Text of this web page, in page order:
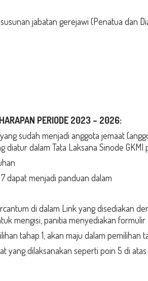
jabatan gerejawi (Penatua dan
PERIODE 2023 – 2026:
sudah menjadi anggota jemaat
dalam Tata Laksana Sinode GKMI
dapat menjadi panduan dalam
di dalam Link yang disediakan
mengisi, panitia menyediakan formulir
tahap 1, akan maju dalam pemilihan
yang dilaksanakan seperti poin 5 di atas